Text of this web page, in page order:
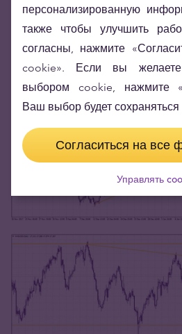
18,80 $/oz (максимумы
Из поддержек важно
15,50 $/oz.
персонализированную
также чтобы улучшить
согласны, нажмите
cookie». Если вы
выбором cookie, нажмите
Ваш выбор будет сохраняться
Согласиться на все
Управлять